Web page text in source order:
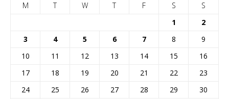
M
T W T F S
S
1
2
3
4 5 6 7 8
9
10
11 12 13 14 15
16
17
18 19 20 21 22
23
24
25 26 27 28 29 30